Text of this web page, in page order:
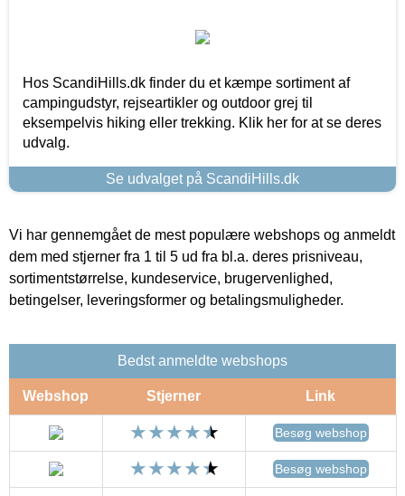
Hos ScandiHills.dk finder du et kæmpe sortiment af
campingudstyr, rejseartikler og outdoor grej til
eksempelvis hiking eller trekking. Klik her for at se deres
udvalg.
Se udvalget på ScandiHills.dk
Vi har gennemgået de mest populære webshops og anmeldt
dem med stjerner fra 1 til 5 ud fra bl.a. deres prisniveau,
sortimentstørrelse, kundeservice, brugervenlighed,
betingelser, leveringsformer og betalingsmuligheder.
Bedst anmeldte webshops
Webshop Stjerner Link
Besøg webshop
Besøg webshop